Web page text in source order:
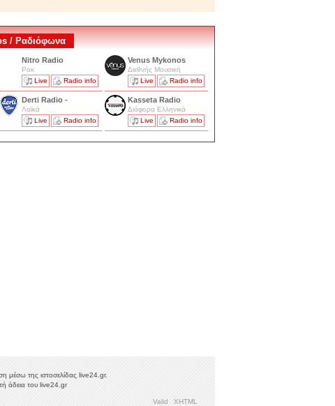
/ Ραδιόφωνα
Nitro Radio
Ροκ
Live
Radio info
Venus Mykonos
Διεθνής Μουσική
Live
Radio info
Derti Radio -
Λαϊκά
Live
Radio info
Kasseta Radio
Διάφορα Ελληνικά
Live
Radio info
μέσω της ιστοσελίδας live24.gr.
άδεια του live24.gr
Valid XHTML